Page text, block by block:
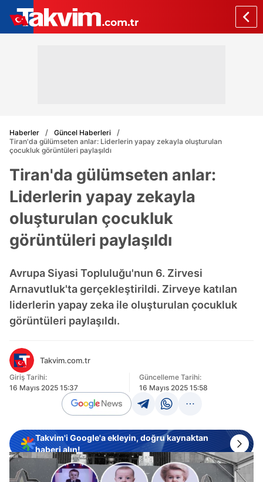
Haberler
Güncel Haberleri
Tiran'da gülümseten anlar: Liderlerin yapay zekayla oluşturulan
çocukluk görüntüleri paylaşıldı
Tiran'da gülümseten anlar:
Liderlerin yapay zekayla
oluşturulan çocukluk
görüntüleri paylaşıldı
Avrupa Siyasi Topluluğu'nun 6. Zirvesi
Arnavutluk'ta gerçekleştirildi. Zirveye katılan
liderlerin yapay zeka ile oluşturulan çocukluk
görüntüleri paylaşıldı.
Takvim.com.tr
Giriş Tarihi:
16 Mayıs 2025 15:37
Güncelleme Tarihi:
16 Mayıs 2025 15:58
Takvim'i Google'a ekleyin, doğru kaynaktan
haberi alın!